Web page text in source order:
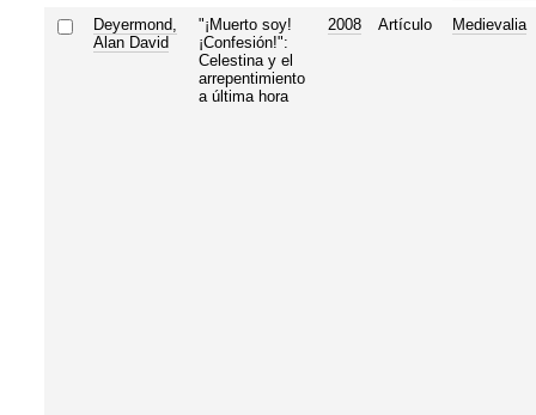
Deyermond,
Alan David
"¡Muerto soy!
¡Confesión!":
Celestina y el
arrepentimiento
a última hora
2008 Artículo Medievalia